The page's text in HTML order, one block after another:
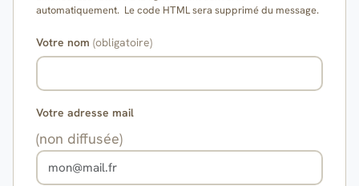
automatiquement. Le code HTML sera supprimé du message.
Votre nom (obligatoire)
Votre adresse mail
(non diffusée)